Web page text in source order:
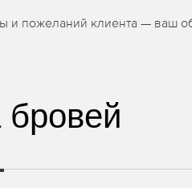
и пожеланий клиента — ваш
бровей